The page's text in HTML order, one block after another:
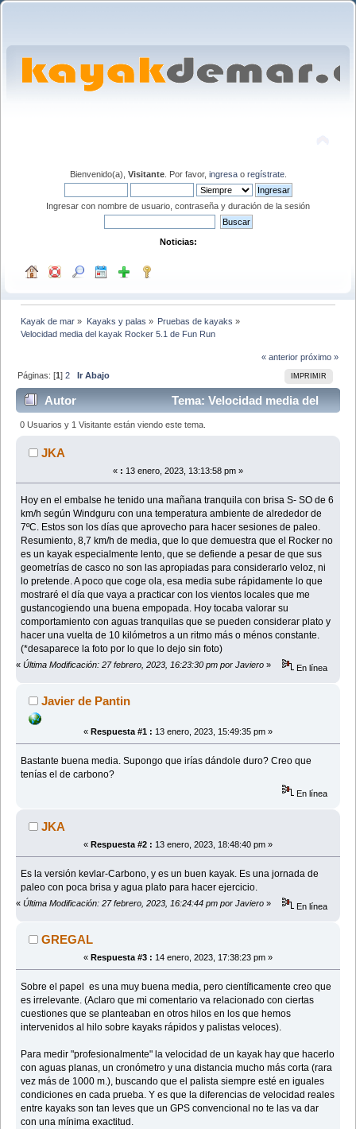
Bienvenido(a), Visitante. Por favor, ingresao regístrate.
Ingresar con nombre de usuario, contraseña y duración de la sesión
Noticias:
Kayak de mar » Kayaks y palas » Pruebas de kayaks »
Velocidad media del kayak Rocker 5.1 de Fun Run
« anterior próximo »
IMPRIMIR
Páginas: [1]2 Ir Abajo
Autor
Tema: Velocidad media del
kayak Rocker 5.1 de Fun Run (Leído 125863 veces)
0 Usuarios y 1 Visitante están viendo este tema.
JKA
« : 13 enero, 2023, 13:13:58 pm »
Hoy en el embalse he tenido una mañana tranquila con brisa S- SO de 6
km/h según Windguru con una temperatura ambiente de alrededor de
7ºC. Estos son los días que aprovecho para hacer sesiones de paleo.
Resumiento, 8,7 km/h de media, que lo que demuestra que el Rocker no
es un kayak especialmente lento, que se defiende a pesar de que sus
geometrías de casco no son las apropiadas para considerarlo veloz, ni
lo pretende. A poco que coge ola, esa media sube rápidamente lo que
mostraré el día que vaya a practicar con los vientos locales que me
gustancogiendo una buena empopada. Hoy tocaba valorar su
comportamiento con aguas tranquilas que se pueden considerar plato y
hacer una vuelta de 10 kilómetros a un ritmo más o ménos constante.
(*desaparece la foto por lo que lo dejo sin foto)
« Última Modificación: 27 febrero, 2023, 16:23:30 pm por Javiero » En línea
Javier de Pantin
« Respuesta #1 : 13 enero, 2023, 15:49:35 pm »
Bastante buena media. Supongo que irías dándole duro? Creo que
tenías el de carbono?
En línea
JKA
« Respuesta #2 : 13 enero, 2023, 18:48:40 pm »
Es la versión kevlar-Carbono, y es un buen kayak. Es una jornada de
paleo con poca brisa y agua plato para hacer ejercicio.
« Última Modificación: 27 febrero, 2023, 16:24:44 pm por Javiero » En línea
GREGAL
« Respuesta #3 : 14 enero, 2023, 17:38:23 pm »
Sobre el papel es una muy buena media, pero científicamente creo que
es irrelevante. (Aclaro que mi comentario va relacionado con ciertas
cuestiones que se planteaban en otros hilos en los que hemos
intervenidos al hilo sobre kayaks rápidos y palistas veloces).
Para medir "profesionalmente" la velocidad de un kayak hay que hacerlo
con aguas planas, un cronómetro y una distancia mucho más corta (rara
vez más de 1000 m.), buscando que el palista siempre esté en iguales
condiciones en cada prueba. Y es que la diferencias de velocidad reales
entre kayaks son tan leves que un GPS convencional no te las va dar
con una mínima exactitud.